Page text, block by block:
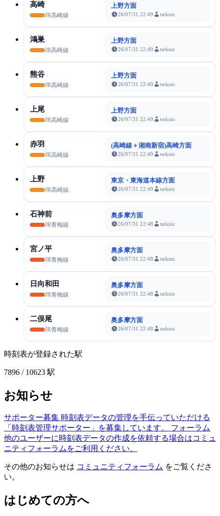
高崎
JR高崎線
上野方面
26/07/31 22:49 tsrknic
鴻巣
JR高崎線
上野方面
26/07/31 22:49 tsrknic
熊谷
JR高崎線
上野方面
26/07/31 22:49 tsrknic
上尾
JR高崎線
上野方面
26/07/31 22:49 tsrknic
赤羽
JR高崎線
(高崎線＋湘南新宿)高崎方面
26/07/31 22:49 tsrknic
上野
JR高崎線
東京・東海道本線方面
26/07/31 22:49 tsrknic
石神前
JR青梅線
奥多摩方面
26/07/31 22:48 tsrknic
宮ノ平
JR青梅線
奥多摩方面
26/07/31 22:48 tsrknic
日向和田
JR青梅線
奥多摩方面
26/07/31 22:48 tsrknic
二俣尾
JR青梅線
奥多摩方面
26/07/31 22:48 tsrknic
時刻表が登録された駅
7896 / 10623 駅
お知らせ
サポーター募集 時刻表データの管理を手伝っていただける
「時刻表管理サポーター」を募集しています。
フォーラム
他のユーザーに時刻表データの作成を依頼する場合はコミュ
ニティフォーラムをご利用ください。
その他のお知らせは コミュニティフォーラム をご覧くださ
い。
はじめての方へ